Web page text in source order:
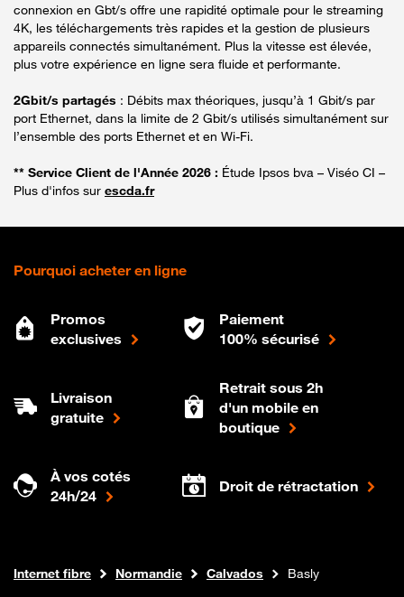
connexion en Gbt/s offre une rapidité optimale pour le streaming
4K, les téléchargements très rapides et la gestion de plusieurs
appareils connectés simultanément. Plus la vitesse est élevée,
plus votre expérience en ligne sera fluide et performante.
2Gbit/s partagés : Débits max théoriques, jusqu’à 1 Gbit/s par
port Ethernet, dans la limite de 2 Gbit/s utilisés simultanément sur
l’ensemble des ports Ethernet et en Wi-Fi.
** Service Client de l'Année 2026 : Étude Ipsos bva – Viséo CI –
Plus d'infos sur escda.fr
Pourquoi acheter en ligne
Promos
exclusives
Paiement
100% sécurisé
Livraison
gratuite
Retrait sous 2h
d'un mobile en
boutique
À vos cotés
24h/24
Droit de rétractation
Boutique Orange
Internet fibre Normandie Calvados Basly